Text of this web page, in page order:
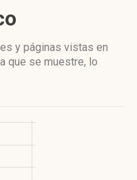
y páginas vistas en
que se muestre, lo